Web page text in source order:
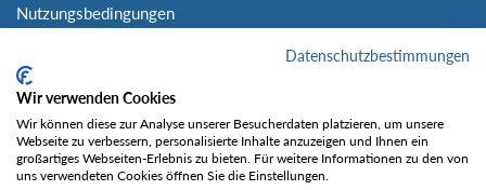
Nutzungsbedingungen
Social Media
Datenschutzbestimmungen
Wir verwenden Cookies
Wir können diese zur Analyse unserer Besucherdaten platzieren, um unsere
Webseite zu verbessern, personalisierte Inhalte anzuzeigen und Ihnen ein
großartiges Webseiten-Erlebnis zu bieten. Für weitere Informationen zu den von
uns verwendeten Cookies öffnen Sie die Einstellungen.